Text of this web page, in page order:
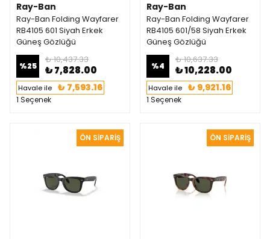
Ray-Ban
Ray-Ban Folding Wayfarer
RB4105 601 Siyah Erkek
Güneş Gözlüğü
%25
₺ 10,437.33
₺ 7,828.00
Havale ile ₺ 7,593.16
1 Seçenek
Ray-Ban
Ray-Ban Folding Wayfarer
RB4105 601/58 Siyah Erkek
Güneş Gözlüğü
%4
₺ 10,637.33
₺ 10,228.00
Havale ile ₺ 9,921.16
1 Seçenek